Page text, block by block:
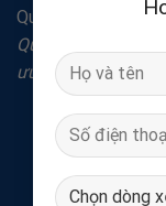
Quà tặng dành
Quý khách vui
ưu đãi và khuyễn